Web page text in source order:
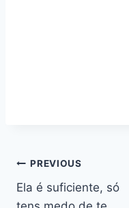
Navegação
de
PREVIOUS
Ela é suficiente, só